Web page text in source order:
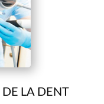
LA DENT